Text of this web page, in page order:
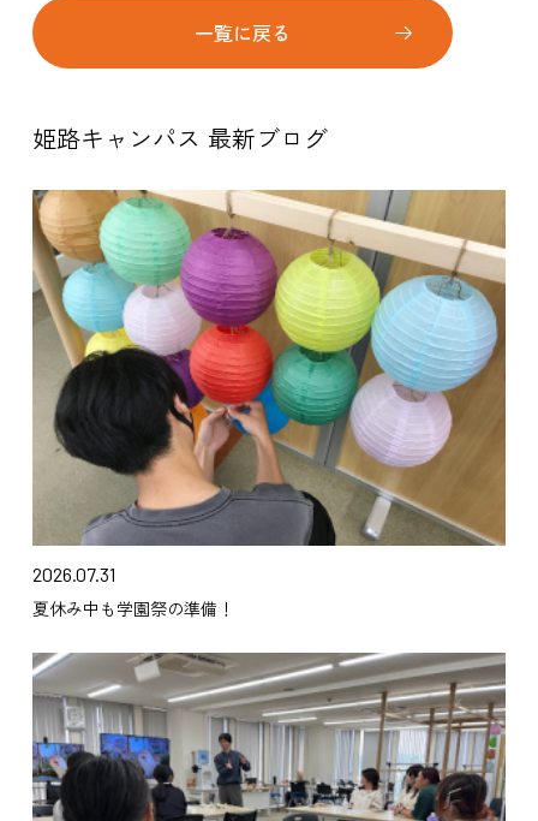
一覧に戻る
姫路キャンパス 最新ブログ
2026.07.31
夏休み中も学園祭の準備！